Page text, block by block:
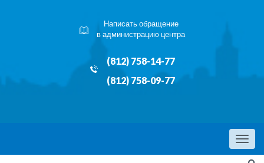
Написать обращение
в администрацию центра
(812) 758-14-77
(812) 758-09-77
Menu